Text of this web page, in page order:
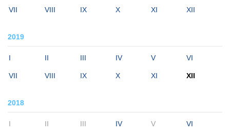
VII VIII IX X XI XII
2019
I II III IV V VI
VII VIII IX X XI XII
2018
I II III IV V VI